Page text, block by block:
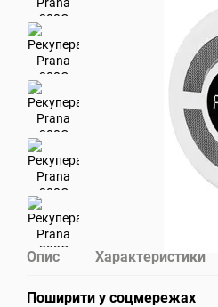
Опис Характеристики
Поширити у соцмережах